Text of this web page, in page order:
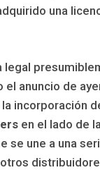
una
legal
anuncio de
incorporación
en el lado de
se une a una